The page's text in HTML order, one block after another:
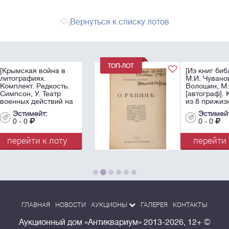
Вернуться к списку лотов
[Из книг библиофила
М.И. Чуванова].
Волошин, М.А.
[автограф]. Конволют
из 8 прижизненных
публикаций
Максимилиана
Волошина. - 1912-
1925. - 24,2х17,8 см.
Эстимейт:
0 - 0
перейти к лоту
ГЛАВНАЯ НОВОСТИ АУКЦИОНЫ ГАЛЕРЕЯ
КОНТАКТЫ
Аукционный дом «Антиквариум» 2013-2026, 12+ ©